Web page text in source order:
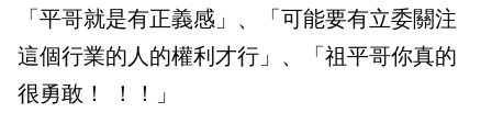
「平哥就是有正義感」、「可能要有立委關注
這個行業的人的權利才行」、「祖平哥你真的
很勇敢！ ！！」